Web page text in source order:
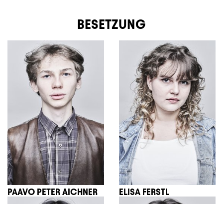
BESETZUNG
PAAVO PETER AICHNER ELISA FERSTL